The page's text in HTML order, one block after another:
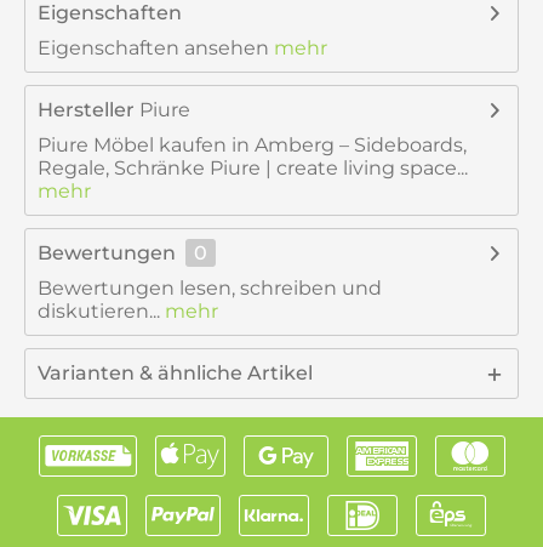
Eigenschaften
Eigenschaften ansehen mehr
Hersteller Piure
Piure Möbel kaufen in Amberg – Sideboards,
Regale, Schränke Piure | create living space...
mehr
Bewertungen
0
Bewertungen lesen, schreiben und
diskutieren... mehr
Varianten & ähnliche Artikel